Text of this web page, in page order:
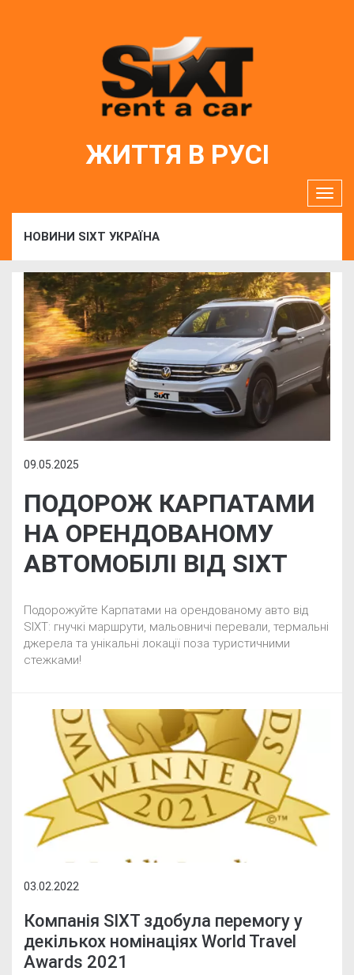
ЖИТТЯ В РУСІ
НОВИНИ SIXT УКРАЇНА
09.05.2025
ПОДОРОЖ КАРПАТАМИ
НА ОРЕНДОВАНОМУ
АВТОМОБІЛІ ВІД SIXT
Подорожуйте Карпатами на орендованому авто від
SIXT: гнучкі маршрути, мальовничі перевали, термальні
джерела та унікальні локації поза туристичними
стежками!
03.02.2022
Компанія SIXT здобула перемогу у
декількох номінаціях World Travel
Awards 2021